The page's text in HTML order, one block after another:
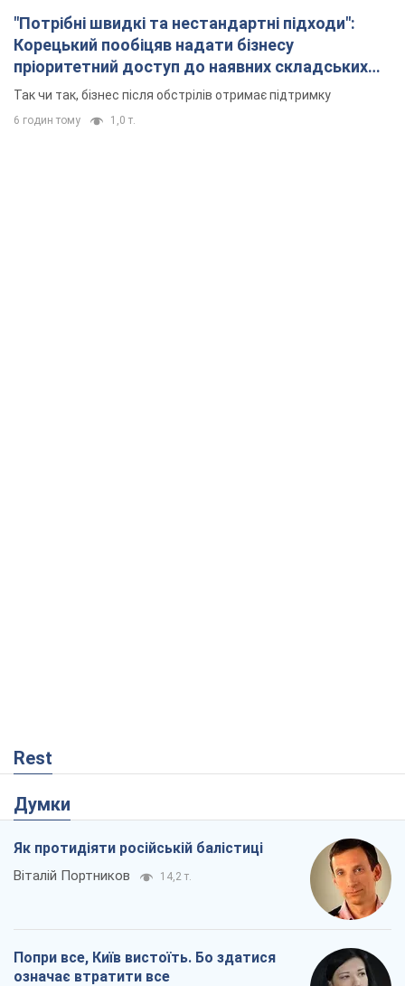
"Потрібні швидкі та нестандартні підходи":
Корецький пообіцяв надати бізнесу
пріоритетний доступ до наявних складських
приміщень
Так чи так, бізнес після обстрілів отримає підтримку
6 годин тому 1,0 т.
Rest
Думки
Як протидіяти російській балістиці
Віталій Портников 14,2 т.
Попри все, Київ вистоїть. Бо здатися
означає втратити все